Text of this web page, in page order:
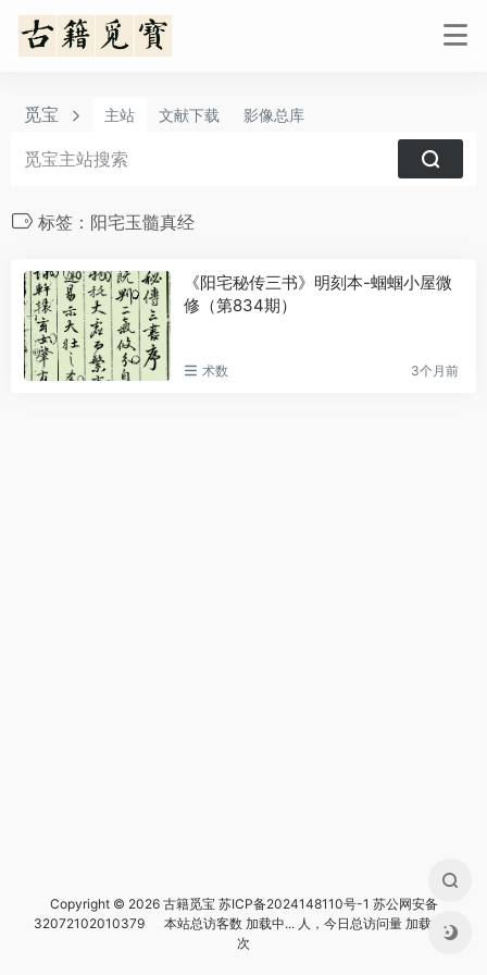
觅宝 主站 文献下载 影像总库
标签：阳宅玉髓真经
《阳宅秘传三书》明刻本-蝈蝈小屋微
修（第834期）
术数 3个月前
Copyright © 2026 古籍觅宝 苏ICP备2024148110号-1 苏公网安备
32072102010379
本站总访客数 加载中...人，今日总访问量 加载中...
次